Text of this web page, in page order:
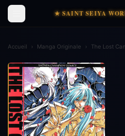
★ SAINT SEIYA
Accueil › Manga Originale › The Lost